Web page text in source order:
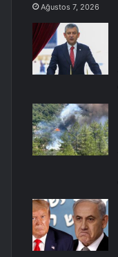
Ağustos 7, 2026